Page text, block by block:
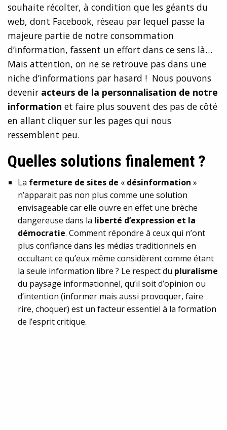
souhaite récolter, à condition que les géants du
web, dont Facebook, réseau par lequel passe la
majeure partie de notre consommation
d’information, fassent un effort dans ce sens là…
Mais attention, on ne se retrouve pas dans une
niche d’informations par hasard ! Nous pouvons
devenir acteurs de la personnalisation de notre
information et faire plus souvent des pas de côté
en allant cliquer sur les pages qui nous
ressemblent peu.
Quelles solutions finalement ?
La fermeture de sites de « désinformation »
n’apparait pas non plus comme une solution
envisageable car elle ouvre en effet une brèche
dangereuse dans la liberté d’expression et la
démocratie. Comment répondre à ceux qui n’ont
plus confiance dans les médias traditionnels en
occultant ce qu’eux même considèrent comme étant
la seule information libre ? Le respect du pluralisme
du paysage informationnel, qu’il soit d’opinion ou
d’intention (informer mais aussi provoquer, faire
rire, choquer) est un facteur essentiel à la formation
de l’esprit critique.